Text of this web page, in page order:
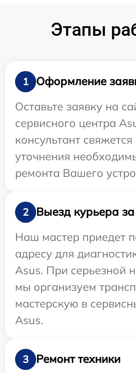
Этапы
1
Оформление
Оставьте заявку на
сервисного центра
консультант
уточнения
ремонта Вашего
2
Выезд курьера
Наш мастер приедет
адресу для
Asus. При серьезной
мы организуем
мастерскую в
Asus.
3 Ремонт техники